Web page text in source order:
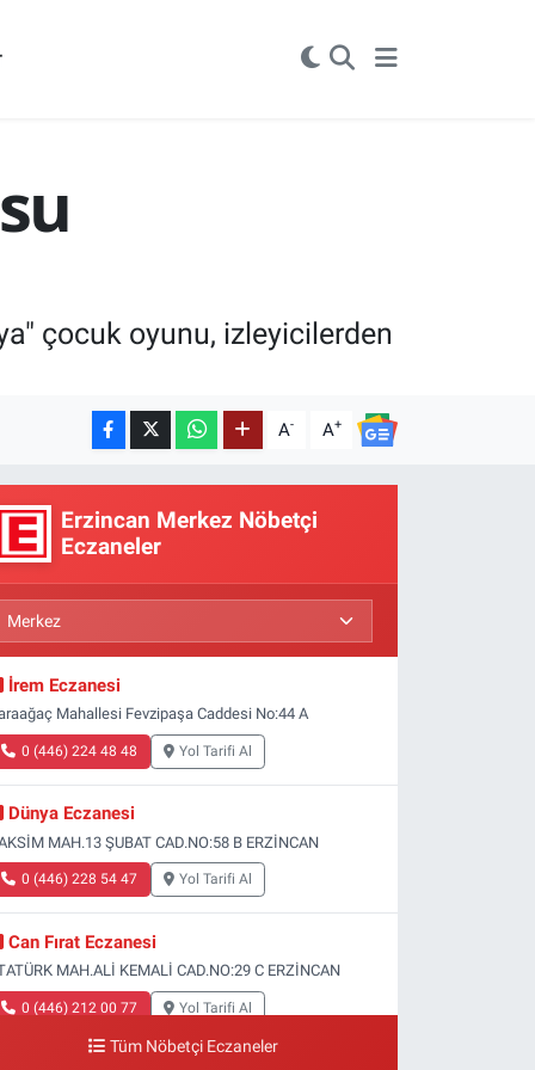
çocuk oyunu, izleyicilerden
A- A+
Erzincan Merkez Nöbetçi
Eczaneler
İrem Eczanesi
Mahallesi Fevzipaşa Caddesi No:44 A
0 (446) 224 48 48 Yol Tarifi Al
Dünya Eczanesi
MAH.13 ŞUBAT CAD.NO:58 B ERZİNCAN
0 (446) 228 54 47 Yol Tarifi Al
Can Fırat Eczanesi
MAH.ALİ KEMALİ CAD.NO:29 C ERZİNCAN
0 (446) 212 00 77 Yol Tarifi Al
Tüm Nöbetçi Eczaneler